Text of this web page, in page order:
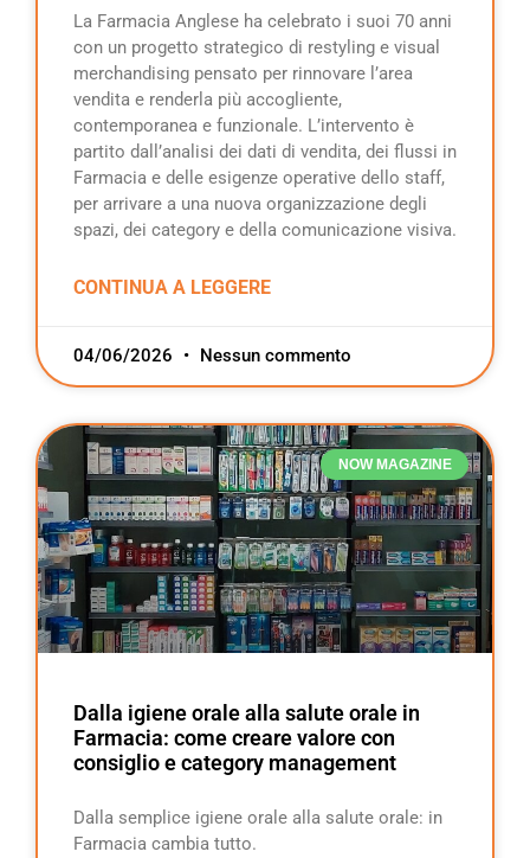
La Farmacia Anglese ha celebrato i suoi 70 anni
con un progetto strategico di restyling e visual
merchandising pensato per rinnovare l’area
vendita e renderla più accogliente,
contemporanea e funzionale. L’intervento è
partito dall’analisi dei dati di vendita, dei flussi in
Farmacia e delle esigenze operative dello staff,
per arrivare a una nuova organizzazione degli
spazi, dei category e della comunicazione visiva.
CONTINUA A LEGGERE
04/06/2026 Nessun commento
NOW MAGAZINE
Dalla igiene orale alla salute orale in
Farmacia: come creare valore con
consiglio e category management
Dalla semplice igiene orale alla salute orale: in
Farmacia cambia tutto.